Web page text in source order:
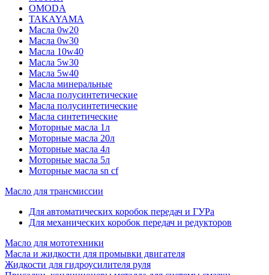
OMODA
TAKAYAMA
Масла 0w20
Масла 0w30
Масла 10w40
Масла 5w30
Масла 5w40
Масла минеральные
Масла полусинтетические
Масла полусинтетические
Масла синтетические
Моторные масла 1л
Моторные масла 20л
Моторные масла 4л
Моторные масла 5л
Моторные масла sn cf
Масло для трансмиссии
Для автоматических коробок передач и ГУРа
Для механических коробок передач и редукторов
Масло для мототехники
Масла и жидкости для промывки двигателя
Жидкости для гидроусилителя руля